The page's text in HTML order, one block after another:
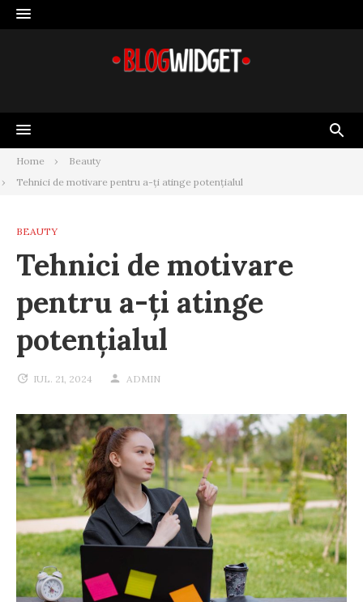
Skip
to
Home
Beauty
Tehnici de motivare pentru a-ți atinge potențialul
BEAUTY
Tehnici de motivare
pentru a-ți atinge
potențialul
IUL. 21, 2024 ADMIN